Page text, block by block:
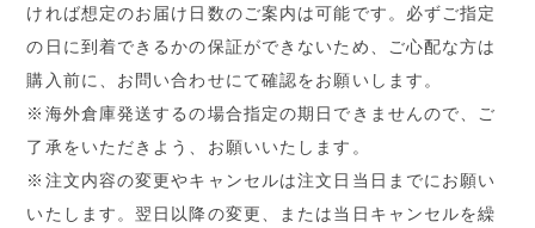
ければ想定のお届け日数のご案内は可能です。必ずご指定
の日に到着できるかの保証ができないため、ご心配な方は
購入前に、お問い合わせにて確認をお願いします。
※海外倉庫発送するの場合指定の期日できませんので、ご
了承をいただきよう、お願いいたします。
※注文内容の変更やキャンセルは注文日当日までにお願い
いたします。翌日以降の変更、または当日キャンセルを繰